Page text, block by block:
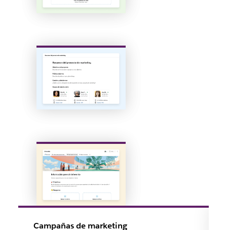
Campañas de marketing